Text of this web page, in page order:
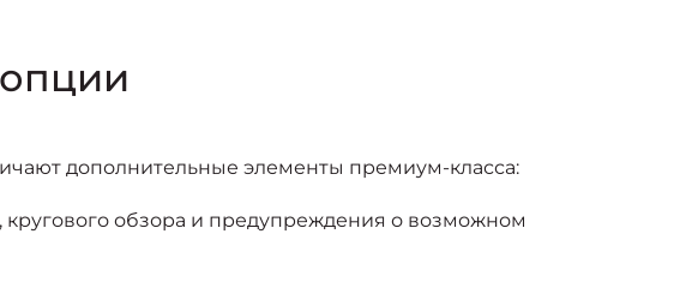
дополнительные элементы премиум-класса:
обзора и предупреждения о возможном